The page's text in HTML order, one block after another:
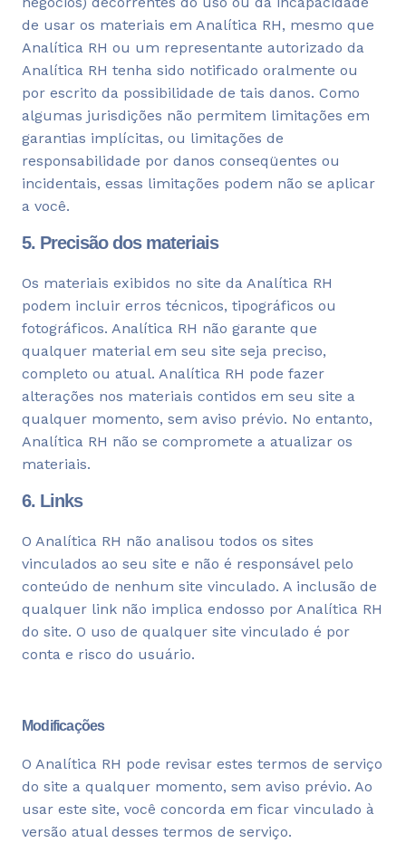
de usar os materiais em Analítica RH, mesmo que
Analítica RH ou um representante autorizado da
Analítica RH tenha sido notificado oralmente ou
por escrito da possibilidade de tais danos. Como
algumas jurisdições não permitem limitações em
garantias implícitas, ou limitações de
responsabilidade por danos conseqüentes ou
incidentais, essas limitações podem não se aplicar
a você.
5. Precisão dos materiais
Os materiais exibidos no site da Analítica RH
podem incluir erros técnicos, tipográficos ou
fotográficos. Analítica RH não garante que
qualquer material em seu site seja preciso,
completo ou atual. Analítica RH pode fazer
alterações nos materiais contidos em seu site a
qualquer momento, sem aviso prévio. No entanto,
Analítica RH não se compromete a atualizar os
materiais.
6. Links
O Analítica RH não analisou todos os sites
vinculados ao seu site e não é responsável pelo
conteúdo de nenhum site vinculado. A inclusão de
qualquer link não implica endosso por Analítica RH
do site. O uso de qualquer site vinculado é por
conta e risco do usuário.
Modificações
O Analítica RH pode revisar estes termos de serviço
do site a qualquer momento, sem aviso prévio. Ao
usar este site, você concorda em ficar vinculado à
versão atual desses termos de serviço.